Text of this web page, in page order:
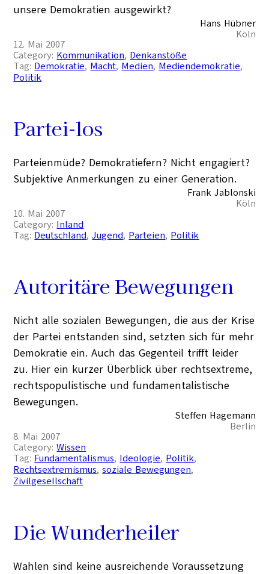
unsere Demokratien ausgewirkt?
Hans Hübner
Köln
12. Mai 2007
Category: Kommunikation, Denkanstöße
Tag: Demokratie, Macht, Medien, Mediendemokratie
Politik
Partei-los
Parteienmüde? Demokratiefern? Nicht engagiert?
Subjektive Anmerkungen zu einer Generation.
Frank Jablonski
Köln
10. Mai 2007
Category: Inland
Tag: Deutschland, Jugend, Parteien, Politik
Autoritäre Bewegungen
Nicht alle sozialen Bewegungen, die aus der Krise
der Partei entstanden sind, setzten sich für mehr
Demokratie ein. Auch das Gegenteil trifft leider
zu. Hier ein kurzer Überblick über rechtsextreme,
rechtspopulistische und fundamentalistische
Bewegungen.
Steffen Hagemann
Berlin
8. Mai 2007
Category:Wissen
Tag: Fundamentalismus, Ideologie, Politik
Rechtsextremismus, soziale Bewegungen
Zivilgesellschaft
Die Wunderheiler
Wahlen sind keine ausreichende Voraussetzung